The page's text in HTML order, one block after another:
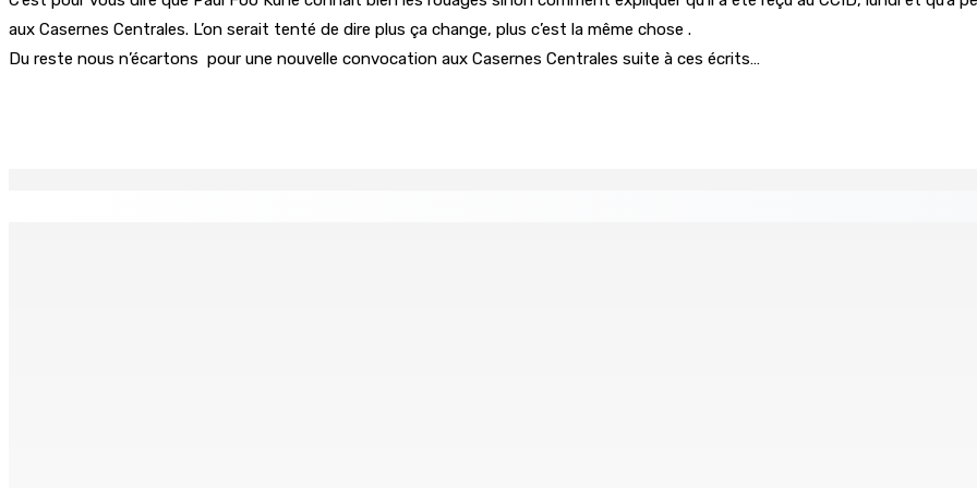
aux Casernes Centrales. L’on serait tenté de dire plus ça change, plus c’est la même chose .
Du reste nous n’écartons pour une nouvelle convocation aux Casernes Centrales suite à ces écrits…